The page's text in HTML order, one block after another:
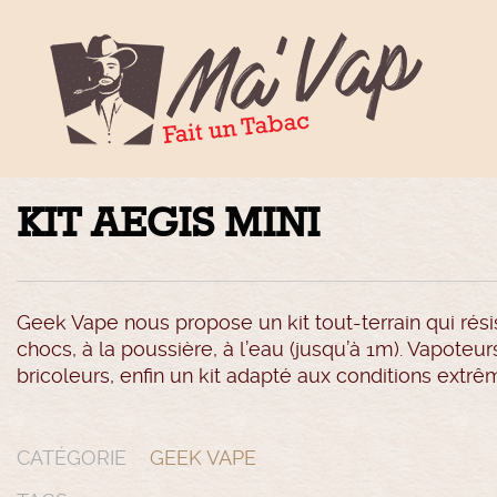
KIT AEGIS MINI
Geek Vape nous propose un kit tout-terrain qui
chocs, à la poussière, à l’eau (jusqu’à 1m).
bricoleurs, enfin un kit adapté aux conditions
CATÉGORIE
GEEK VAPE